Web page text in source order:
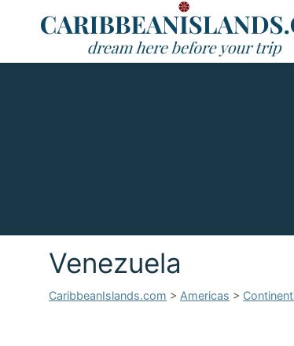
Venezuela
CaribbeanIslands.com > Americas >